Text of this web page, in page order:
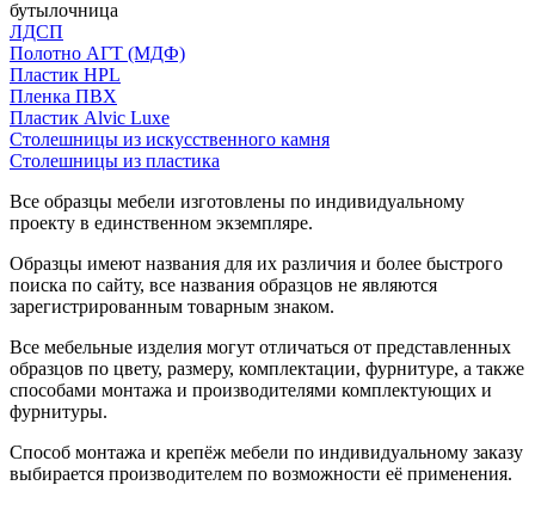
бутылочница
ЛДСП
Полотно АГТ (МДФ)
Пластик HPL
Пленка ПВХ
Пластик Alvic Luxe
Столешницы из искусственного камня
Столешницы из пластика
Все образцы мебели изготовлены по индивидуальному
проекту в единственном экземпляре.
Образцы имеют названия для их различия и более быстрого
поиска по сайту, все названия образцов не являются
зарегистрированным товарным знаком.
Все мебельные изделия могут отличаться от представленных
образцов по цвету, размеру, комплектации, фурнитуре, а также
способами монтажа и производителями комплектующих и
фурнитуры.
Способ монтажа и крепёж мебели по индивидуальному заказу
выбирается производителем по возможности её применения.